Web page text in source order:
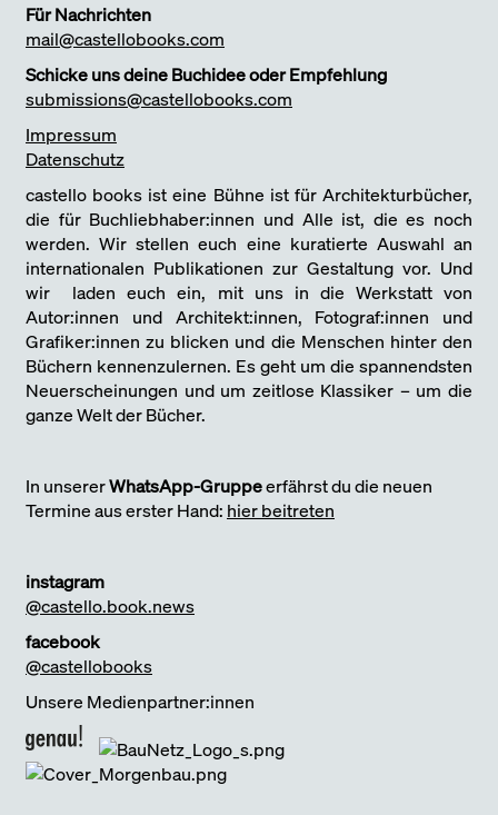
Für Nachrichten
mail@castellobooks.com
Schicke uns deine Buchidee oder Empfehlung
submissions@castellobooks.com
Impressum
Datenschutz
castello books ist eine Bühne ist für Architekturbücher,
die für Buchliebhaber:innen und Alle ist, die es noch
werden. Wir stellen euch eine kuratierte Auswahl an
internationalen Publikationen zur Gestaltung vor. Und
wir laden euch ein, mit uns in die Werkstatt von
Autor:innen und Architekt:innen, Fotograf:innen und
Grafiker:innen zu blicken und die Menschen hinter den
Büchern kennenzulernen. Es geht um die spannendsten
Neuerscheinungen und um zeitlose Klassiker – um die
ganze Welt der Bücher.
In unsererWhatsApp-Gruppeerfährst du die neuen
Termine aus erster Hand: hier beitreten
instagram
@castello.book.news
facebook
@castellobooks
Unsere Medienpartner:innen